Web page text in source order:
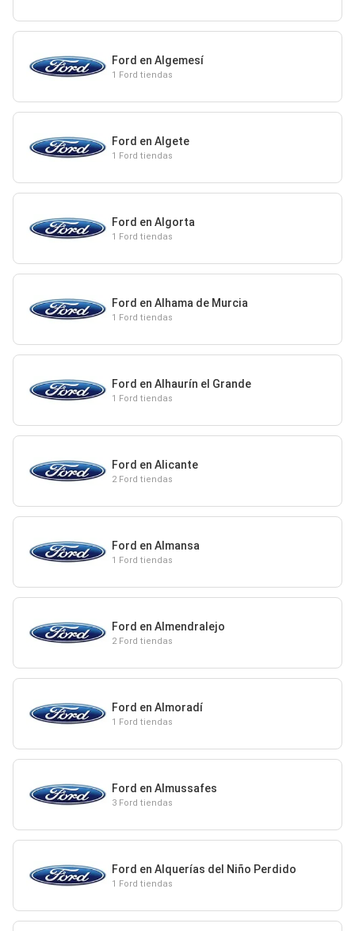
Ford en Algemesí
1 Ford tiendas
Ford en Algete
1 Ford tiendas
Ford en Algorta
1 Ford tiendas
Ford en Alhama de Murcia
1 Ford tiendas
Ford en Alhaurín el Grande
1 Ford tiendas
Ford en Alicante
2 Ford tiendas
Ford en Almansa
1 Ford tiendas
Ford en Almendralejo
2 Ford tiendas
Ford en Almoradí
1 Ford tiendas
Ford en Almussafes
3 Ford tiendas
Ford en Alquerías del Niño Perdido
1 Ford tiendas